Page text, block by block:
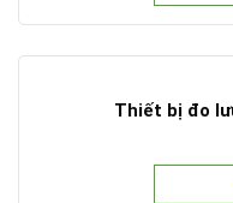
Thiết bị đo